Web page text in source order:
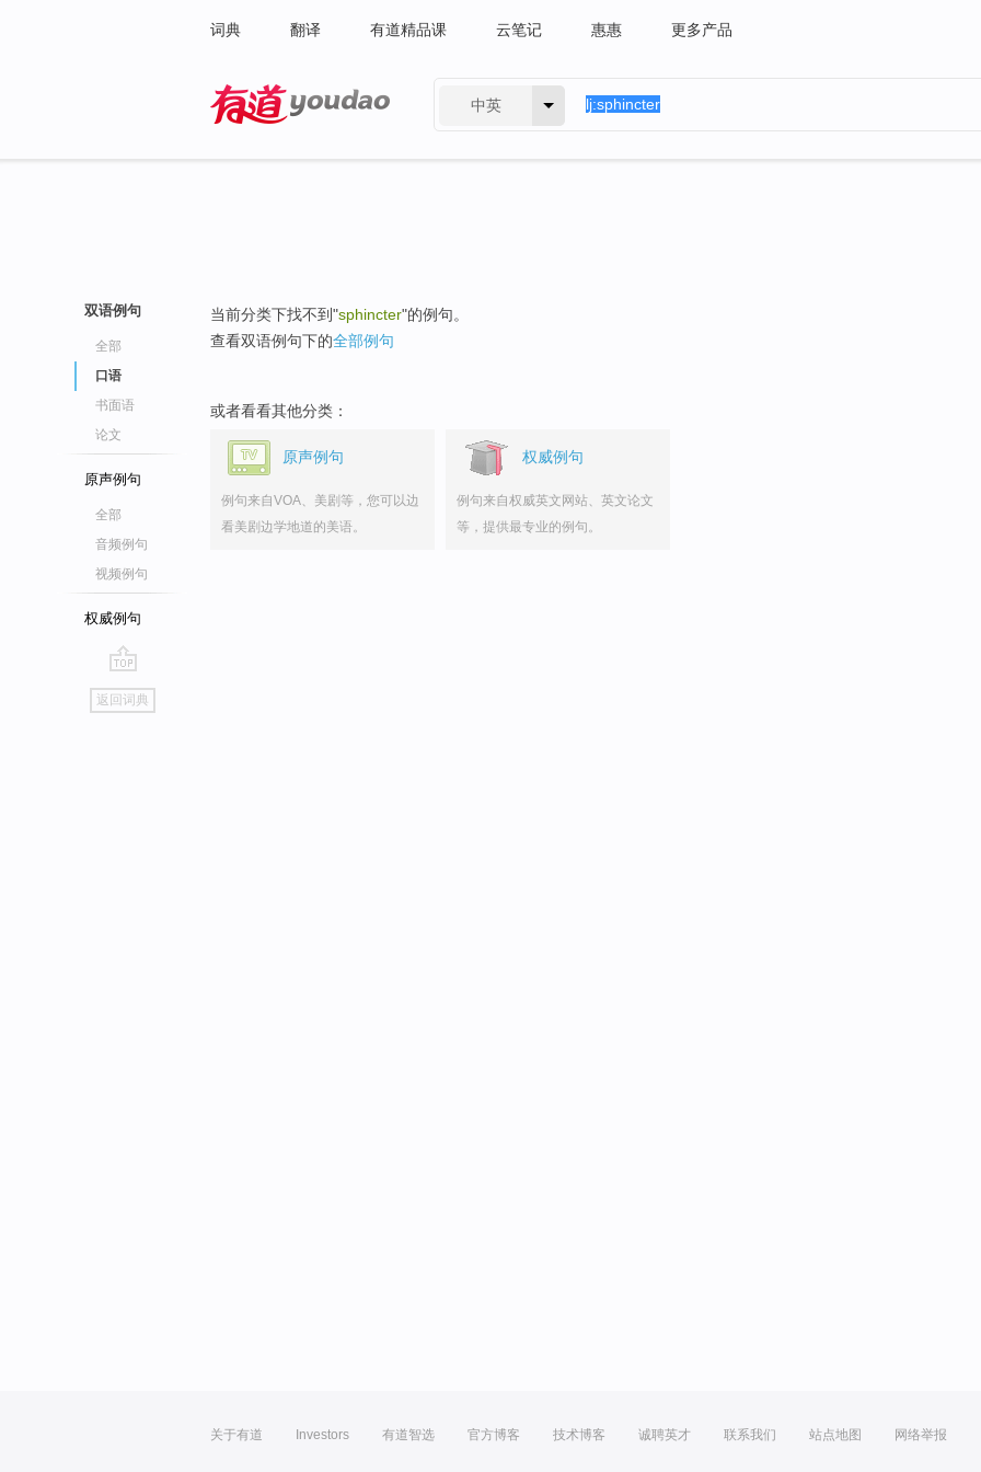
词典 翻译 有道精品课 云笔记 惠惠 更多产品
中英
双语例句
全部
口语
书面语
论文
原声例句
全部
音频例句
视频例句
权威例句
go
top
返回词典
当前分类下找不到"sphincter"的例句。
查看双语例句下的全部例句
或者看看其他分类：
原声例句
例句来自VOA、美剧等，您可以边
看美剧边学地道的美语。
权威例句
例句来自权威英文网站、英文论文
等，提供最专业的例句。
关于有道 Investors 有道智选 官方博客 技术博客 诚聘英才 联系我们 站点地图 网络举报